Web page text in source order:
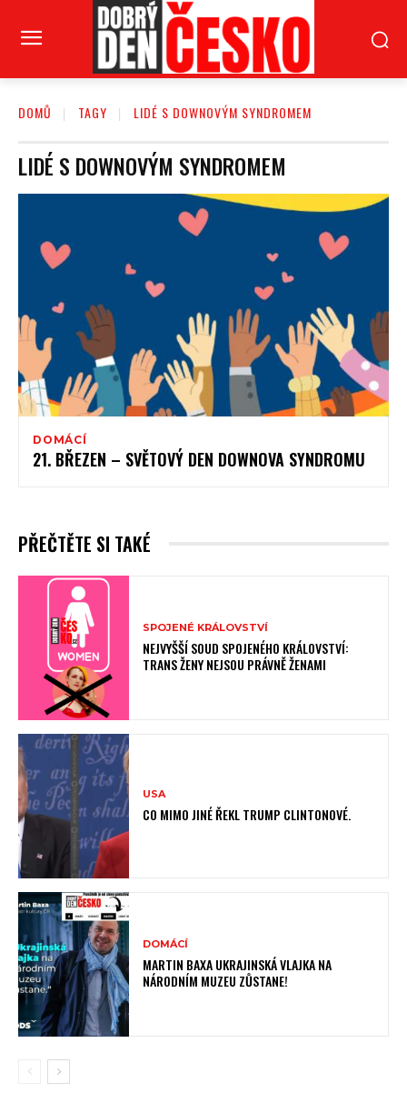
DOMŮ TAGY LIDÉ S DOWNOVÝM SYNDROMEM
LIDÉ S DOWNOVÝM SYNDROMEM
DOMÁCÍ
21. BŘEZEN – SVĚTOVÝ DEN DOWNOVA SYNDROMU
PŘEČTĚTE SI TAKÉ
SPOJENÉ KRÁLOVSTVÍ
NEJVYŠŠÍ SOUD SPOJENÉHO KRÁLOVSTVÍ:
TRANS ŽENY NEJSOU PRÁVNĚ ŽENAMI
USA
CO MIMO JINÉ ŘEKL TRUMP CLINTONOVÉ.
DOMÁCÍ
MARTIN BAXA UKRAJINSKÁ VLAJKA NA
NÁRODNÍM MUZEU ZŮSTANE!